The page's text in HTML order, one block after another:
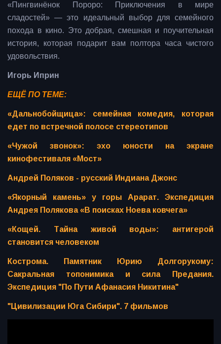
«Пингвинёнок Пороро: Приключения в мире
сладостей» — это идеальный выбор для семейного
похода в кино. Это добрая, смешная и поучительная
история, которая подарит вам полтора часа чистого
удовольствия.
Игорь Иприн
ЕЩЁ ПО ТЕМЕ:
«Дальнобойщица»: семейная комедия, которая
едет по встречной полосе стереотипов
«Чужой звонок»: эхо юности на экране
кинофестиваля «Мост»
Андрей Поляков - русский Индиана Джонс
«Якорный камень» у горы Арарат. Экспедиция
Андрея Полякова «В поисках Ноева ковчега»
«Кощей. Тайна живой воды»: антигерой
становится человеком
Кострома. Памятник Юрию Долгорукому:
Сакральная топонимика и сила Предания.
Экспедиция "По Пути Афанасия Никитина"
"Цивилизации Юга Сибири". 7 фильмов